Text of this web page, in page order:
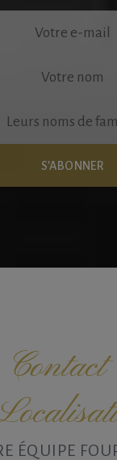
Contact
ÉQUIPE